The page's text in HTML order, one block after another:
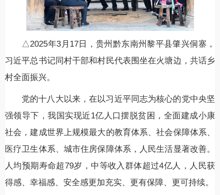
△2025年3月17日，贵州黔东南州黎平县肇兴侗寨，
习近平总书记同村干部和村民代表围坐在火塘边，共话乡
村全面振兴。
党的十八大以来，在以习近平同志为核心的党中央坚
强领导下，我国实现近1亿人口摆脱贫困，全面建成小康
社会，建成世界上规模最大的教育体系、社会保障体系、
医疗卫生体系、城市住房保障体系，人民生活显著改善。
人均预期寿命超79岁，中等收入群体超过4亿人，人民获
得感、幸福感、安全感更加充实、更有保障、更可持续。